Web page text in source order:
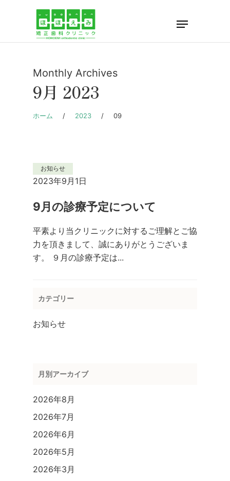
Menu
Monthly Archives
9月 2023
ホーム / 2023 / 09
お知らせ
2023年9月1日
9月の診療予定について
平素より当クリニックに対するご理解とご協
力を頂きまして、誠にありがとうございま
す。 ９月の診療予定は...
カテゴリー
お知らせ
月別アーカイブ
2026年8月
2026年7月
2026年6月
2026年5月
2026年3月
Menu